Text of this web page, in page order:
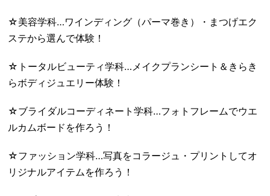
☆美容学科…ワインディング（パーマ巻き）・まつげエク
ステから選んで体験！
☆トータルビューティ学科…メイクプランシート＆きらき
らボディジュエリー体験！
☆ブライダルコーディネート学科…フォトフレームでウエ
ルカムボードを作ろう！
☆ファッション学科…写真をコラージュ・プリントしてオ
リジナルアイテムを作ろう！